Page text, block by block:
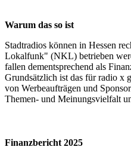
Warum das so ist
Stadtradios können in Hessen
Lokalfunk" (NKL) betrieben
fallen dementsprechend als
Grundsätzlich ist das für radio x
von Werbeaufträgen und
Themen- und Meinungsvielfalt
Finanzbericht 2025